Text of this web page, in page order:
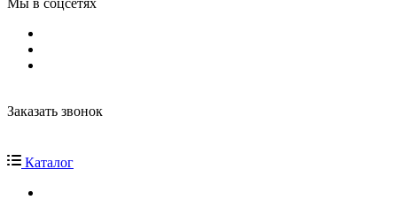
Мы в соцсетях
Заказать звонок
Каталог